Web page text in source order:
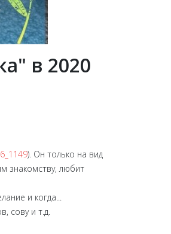
в 2020
). Он только на вид
знакомству, любит
и когда...
сову и т.д.